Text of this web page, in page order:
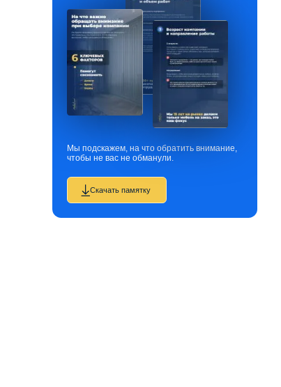
Мы подскажем, на что обратить внимание,
чтобы не вас не обманули.
Скачать памятку